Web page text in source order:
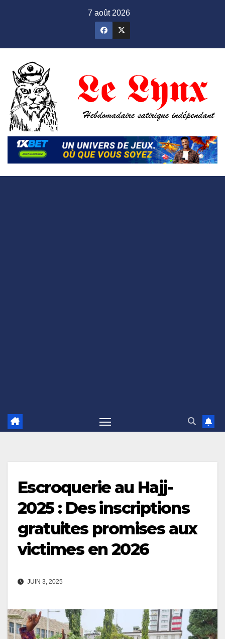
7 août 2026
Escroquerie au Hajj-
2025 : Des inscriptions
gratuites promises aux
victimes en 2026
JUIN 3, 2025